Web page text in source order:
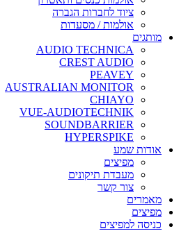
ציוד לחברות הגברה
אולמות / מסעדות
מותגים
AUDIO TECHNICA
CREST AUDIO
PEAVEY
AUSTRALIAN MONITOR
CHIAYO
VUE-AUDIOTECHNIK
SOUNDBARRIER
HYPERSPIKE
אודות שמע
מפיצים
מעבדת תיקונים
צור קשר
מאמרים
מפיצים
כניסה למפיצים